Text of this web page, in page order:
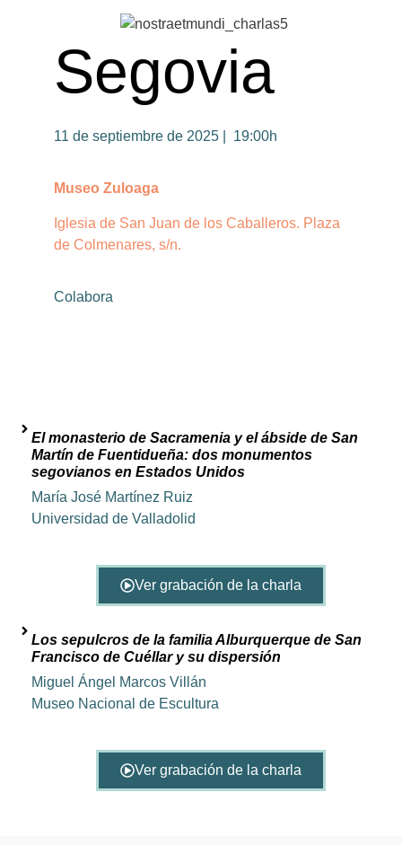
Segovia
11 de septiembre de 2025 | 19:00h
Museo Zuloaga
Iglesia de San Juan de los Caballeros. Plaza
de Colmenares, s/n.
Colabora
El monasterio de Sacramenia y el ábside de San
Martín de Fuentidueña: dos monumentos
segovianos en Estados Unidos
María José Martínez Ruiz
Universidad de Valladolid
Ver grabación de la charla
Los sepulcros de la familia Alburquerque de San
Francisco de Cuéllar y su dispersión
Miguel Ángel Marcos Villán
Museo Nacional de Escultura
Ver grabación de la charla